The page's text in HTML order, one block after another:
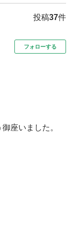
投稿37件
フォローする
座いました。